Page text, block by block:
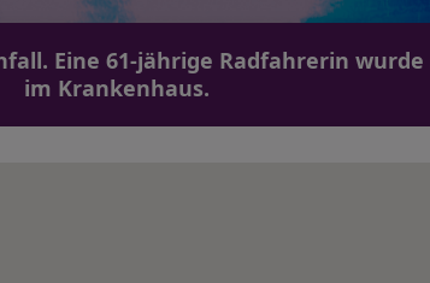
Eine 61-jährige Radfahrerin
im Krankenhaus.